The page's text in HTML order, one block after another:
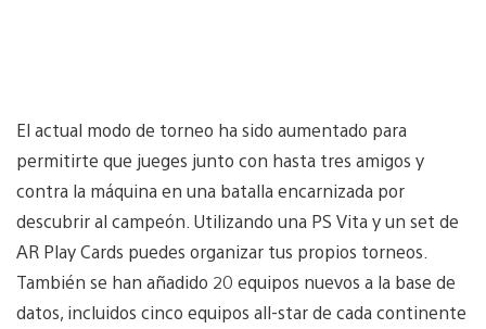
El actual modo de torneo ha sido aumentado para
permitirte que jueges junto con hasta tres amigos y
contra la máquina en una batalla encarnizada por
descubrir al campeón. Utilizando una PS Vita y un set de
AR Play Cards puedes organizar tus propios torneos.
También se han añadido 20 equipos nuevos a la base de
datos, incluidos cinco equipos all-star de cada continente